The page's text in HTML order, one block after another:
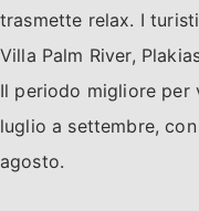
trasmette relax. I
Villa Palm River,
Il periodo migliore per
luglio a settembre,
agosto.